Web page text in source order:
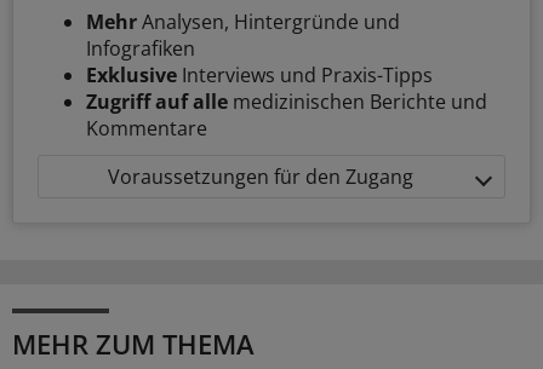
MehrAnalysen, Hintergründe und
Infografiken
Exklusive Interviews und Praxis-Tipps
Zugriff auf alle medizinischen Berichte und
Kommentare
Voraussetzungen für den Zugang
MEHR ZUM THEMA